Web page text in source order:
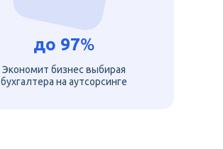
до 97%
Экономит бизнес выбирая
бухгалтера на аутсорсинге